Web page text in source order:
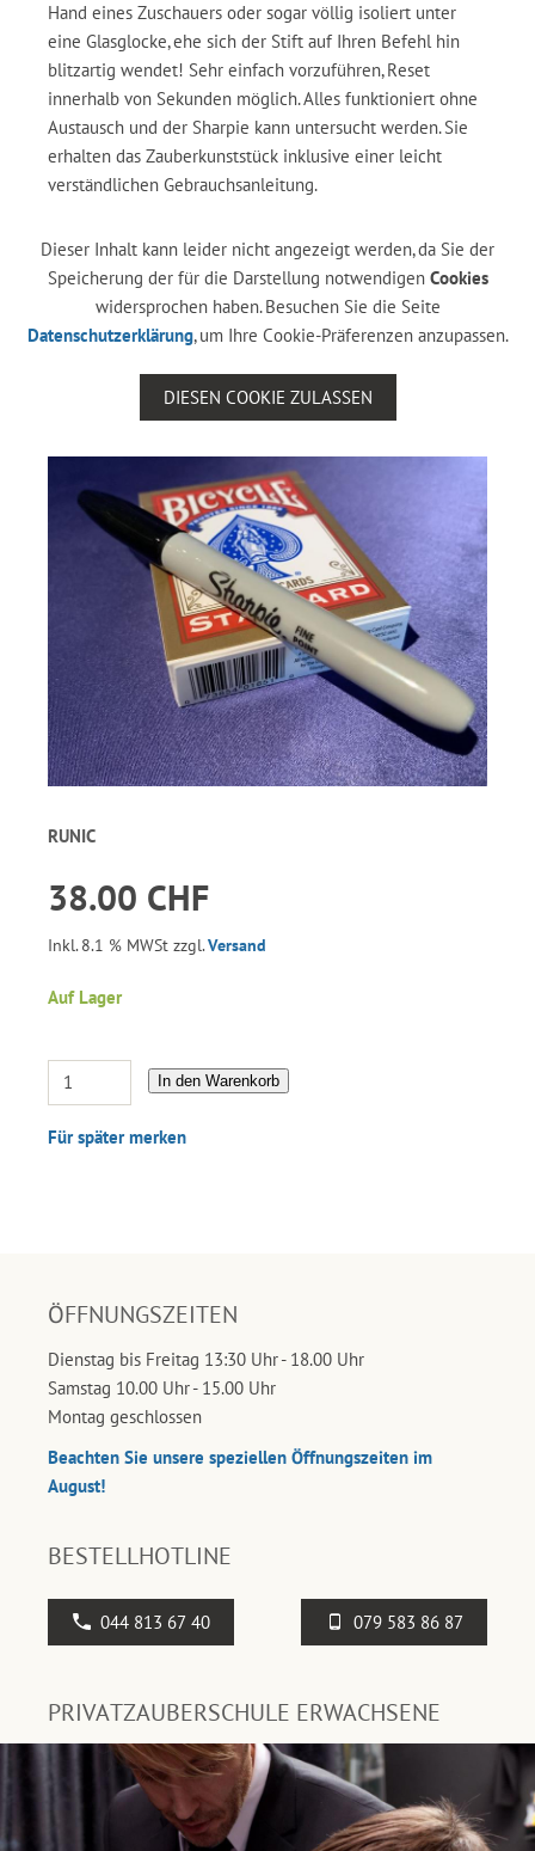
Hand eines Zuschauers oder sogar völlig isoliert unter
eine Glasglocke, ehe sich der Stift auf Ihren Befehl hin
blitzartig wendet! Sehr einfach vorzuführen, Reset
innerhalb von Sekunden möglich. Alles funktioniert ohne
Austausch und der Sharpie kann untersucht werden. Sie
erhalten das Zauberkunststück inklusive einer leicht
verständlichen Gebrauchsanleitung.
Dieser Inhalt kann leider nicht angezeigt werden, da Sie der
Speicherung der für die Darstellung notwendigen Cookies
widersprochen haben. Besuchen Sie die Seite
Datenschutzerklärung, um Ihre Cookie-Präferenzen anzupassen.
DIESEN COOKIE ZULASSEN
RUNIC
38.00 CHF
Inkl. 8.1 % MWSt zzgl.Versand
Auf Lager
In den Warenkorb
Für später merken
ÖFFNUNGSZEITEN
Dienstag bis Freitag 13:30 Uhr - 18.00 Uhr
Samstag 10.00 Uhr - 15.00 Uhr
Montag geschlossen
Beachten Sie unsere speziellen Öffnungszeiten im
August!
BESTELLHOTLINE
044 813 67 40 079 583 86 87
PRIVATZAUBERSCHULE ERWACHSENE